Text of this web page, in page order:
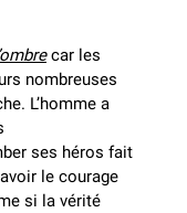
car les
nombreuses
L’homme a
ses héros fait
le courage
si la vérité